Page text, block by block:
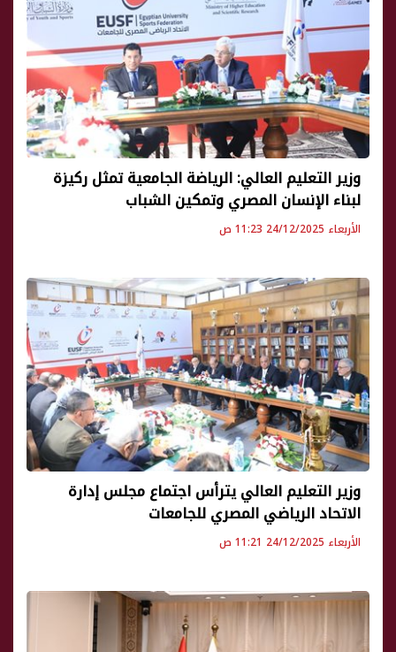
وزير التعليم العالي: الرياضة الجامعية تمثل ركيزة
لبناء الإنسان المصري وتمكين الشباب
الأربعاء 24/12/2025 11:23 ص
وزير التعليم العالي يترأس اجتماع مجلس إدارة
الاتحاد الرياضي المصري للجامعات
الأربعاء 24/12/2025 11:21 ص